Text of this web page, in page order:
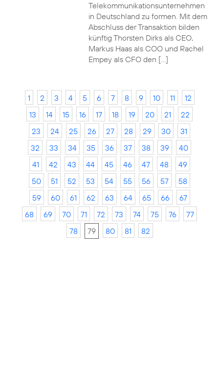
Telekommunikationsunternehmen
in Deutschland zu formen. Mit dem
Abschluss der Transaktion bilden
künftig Thorsten Dirks als CEO,
Markus Haas als COO und Rachel
Empey als CFO den […]
1 2 3 4 5 6 7 8 9 10 11
12
13
14 15 16 17 18 19 20 21
22
23
24 25 26 27 28 29 30
31
32
33 34 35 36 37 38 39
40
41
42 43 44 45 46 47 48
49
50
51 52 53 54 55 56 57
58
59
60 61 62 63 64 65 66
67
68
69 70 71 72 73 74 75 76
77
78
79 80 81 82